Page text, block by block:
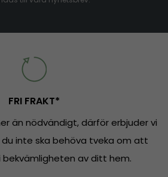
FRI FRAKT*
än nödvändigt, därför erbjuder vi
inte ska behöva tveka om att
av ditt hem.